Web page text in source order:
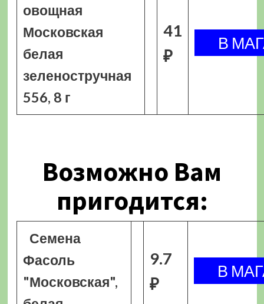
овощная
Московская
белая
зеленостручная
556, 8 г
41
₽
Возможно Вам
пригодится:
Семена
Фасоль
"Московская",
9.7
₽